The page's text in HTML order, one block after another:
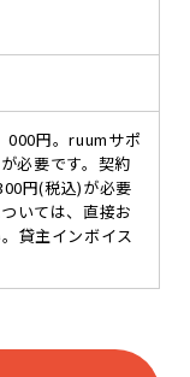
000円。ruumサポ
必要です。契約
円(税込)が必要
いては、直接お
貸主インボイス